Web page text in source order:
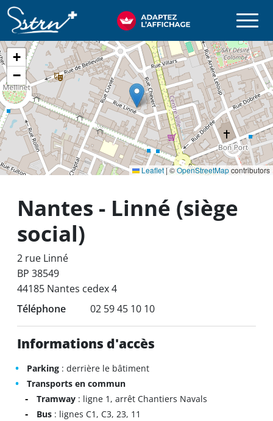
Aller au contenu principal
SSTRN
+
−
Leaflet|©OpenStreetMapcontributors
Nantes - Linné (siège
social)
2 rue Linné
BP 38549
44185 Nantes cedex 4
Téléphone
02 59 45 10 10
Informations d'accès
Parking : derrière le bâtiment
Transports en commun
Tramway : ligne 1, arrêt Chantiers Navals
Bus : lignes C1, C3, 23, 11